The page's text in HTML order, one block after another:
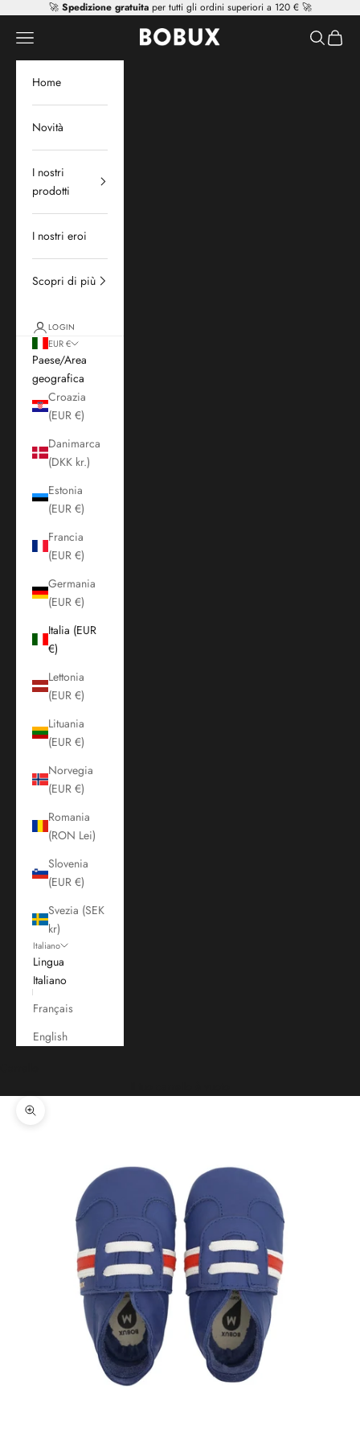
Vai al contenuto
🚀 Spedizione gratuitaper tutti gli ordini superiori a 120 € 🚀
Mr Tiggle - Distributor
Apri il menu di navigazione Mostra il
Home
Novità
I nostri
prodotti
I nostri eroi
Scopri di più
LOGIN
EUR €
Paese/Area
geografica
Croazia
(EUR €)
Danimarca
(DKK kr.)
Estonia
(EUR €)
Francia
(EUR €)
Germania
(EUR €)
Italia (EUR
€)
Lettonia
(EUR €)
Lituania
(EUR €)
Norvegia
(EUR €)
Romania
(RON Lei)
Slovenia
(EUR €)
Svezia (SEK
kr)
Italiano
Lingua
Italiano
Français
English
Ingrandisci immagine